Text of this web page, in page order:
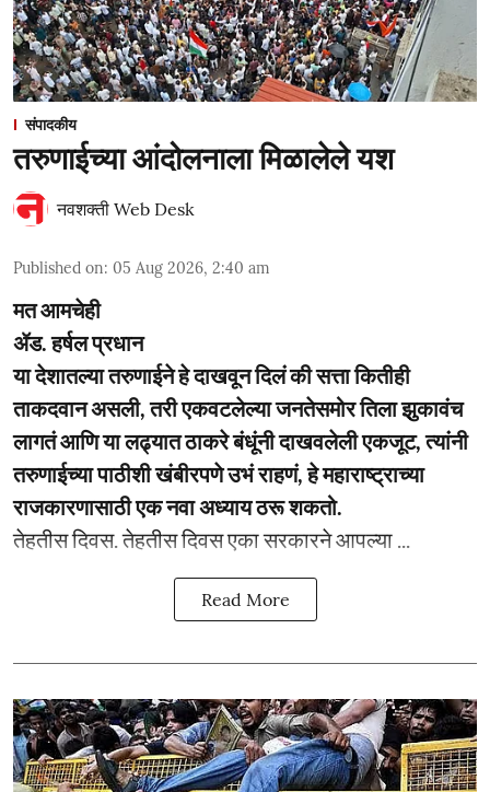
संपादकीय
तरुणाईच्या आंदोलनाला मिळालेले यश
नवशक्ती Web Desk
Published on: 05 Aug 2026, 2:40 am
मत आमचेही
ॲड. हर्षल प्रधान
या देशातल्या तरुणाईने हे दाखवून दिलं की सत्ता कितीही
ताकदवान असली, तरी एकवटलेल्या जनतेसमोर तिला झुकावंच
लागतं आणि या लढ्यात ठाकरे बंधूंनी दाखवलेली एकजूट, त्यांनी
तरुणाईच्या पाठीशी खंबीरपणे उभं राहणं, हे महाराष्ट्राच्या
राजकारणासाठी एक नवा अध्याय ठरू शकतो.
­­तेहतीस दिवस. तेहतीस दिवस एका सरकारने आपल्या ...
Read More